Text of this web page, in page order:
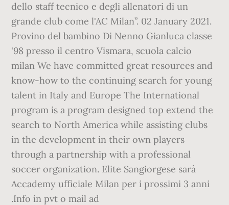
dello staff tecnico e degli allenatori di un
grande club come l'AC Milan”. 02 January 2021.
Provino del bambino Di Nenno Gianluca classe
'98 presso il centro Vismara, scuola calcio
milan We have committed great resources and
know-how to the continuing search for young
talent in Italy and Europe The International
program is a program designed top extend the
search to North America while assisting clubs
in the development in their own players
through a partnership with a professional
soccer organization. Elite Sangiorgese sarà
Accademy ufficiale Milan per i prossimi 3 anni
.Info in pvt o mail ad